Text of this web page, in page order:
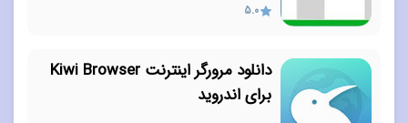
5.0
دانلود مرورگر اینترنت Kiwi Browser
برای اندروید